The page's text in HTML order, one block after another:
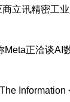
立讯精密工
Meta正洽谈AI
Information